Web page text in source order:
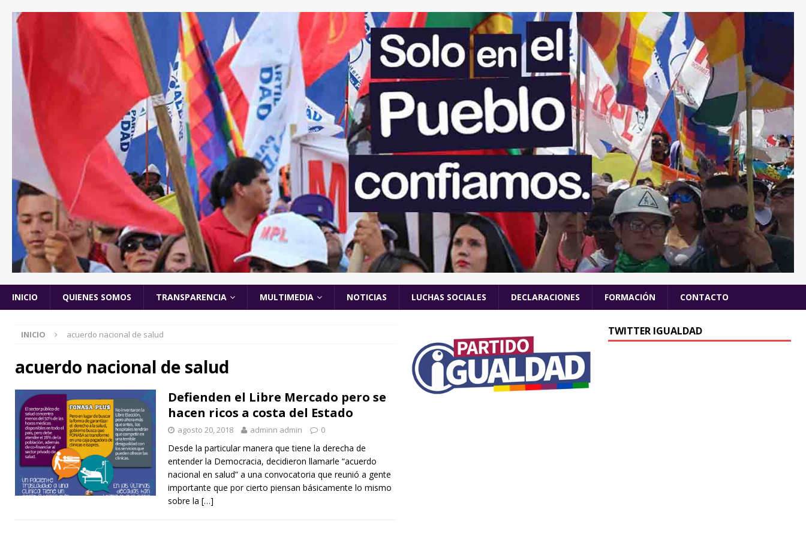
INICIO QUIENES SOMOS TRANSPARENCIA MULTIMEDIA NOTICIAS LUCHAS SOCIALES DECLARACIONES FORMACIÓN CONTACTO
INICIO acuerdo nacional de salud
acuerdo nacional de salud
Defienden el Libre Mercado pero se
hacen ricos a costa del Estado
agosto 20, 2018 adminn admin 0
Desde la particular manera que tiene la derecha de
entender la Democracia, decidieron llamarle “acuerdo
nacional en salud” a una convocatoria que reunió a gente
importante que por cierto piensan básicamente lo mismo
sobre la […]
TWITTER IGUALDAD